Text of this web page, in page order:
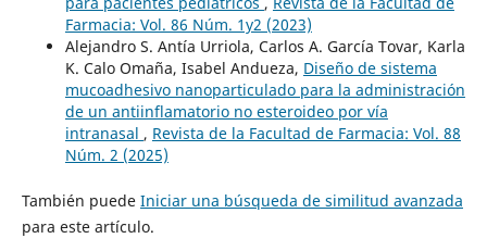
Farmacia: Vol. 86 Núm. 1y2 (2023)
Alejandro S. Antía Urriola, Carlos A. García Tovar, Karla
K. Calo Omaña, Isabel Andueza, Diseño de sistema
mucoadhesivo nanoparticulado para la administración
de un antiinflamatorio no esteroideo por vía
intranasal , Revista de la Facultad de Farmacia: Vol. 88
Núm. 2 (2025)
También puede Iniciar una búsqueda de similitud avanzada
para este artículo.